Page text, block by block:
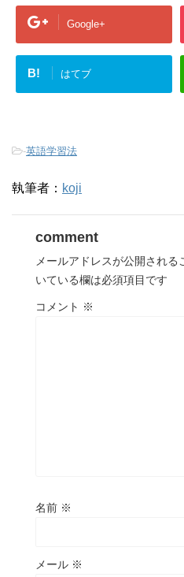
Google+
B! はてブ
-英語学習法
執筆者： koji
comment
メールアドレスが公開される
いている欄は必須項目です
コメント ※
名前 ※
メール ※